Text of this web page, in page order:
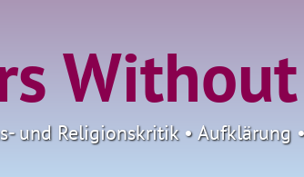
und Religionskritik • Aufklärung